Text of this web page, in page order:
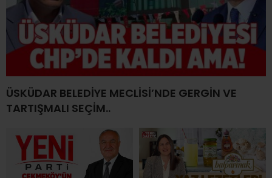
ÜSKÜDAR BELEDİYE MECLİSİ’NDE GERGİN VE
TARTIŞMALI SEÇİM..